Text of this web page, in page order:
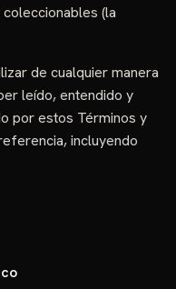
(la
de cualquier manera
leído, entendido y
por estos Términos y
incluyendo